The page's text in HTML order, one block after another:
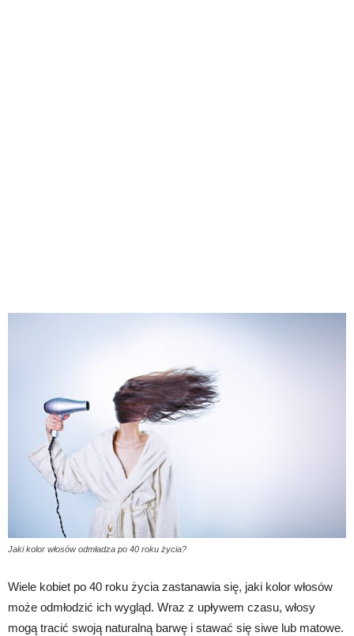
Jaki kolor włosów odmładza po 40 roku życia?
Wiele kobiet po 40 roku życia zastanawia się, jaki kolor włosów
może odmłodzić ich wygląd. Wraz z upływem czasu, włosy
mogą tracić swoją naturalną barwę i stawać się siwe lub matowe.